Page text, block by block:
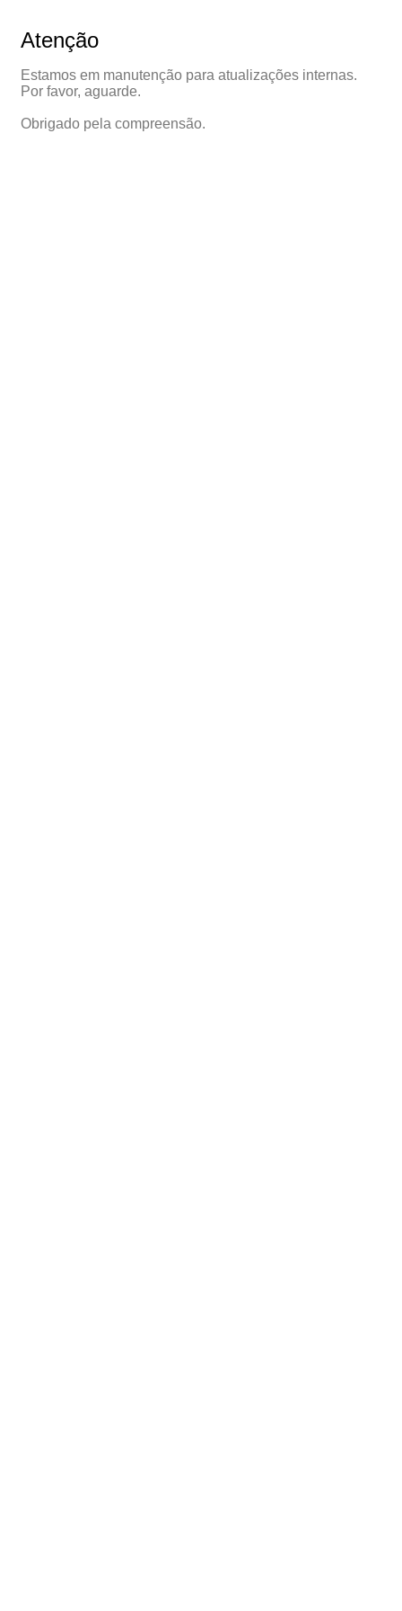
Atenção
Estamos em manutenção para atualizações internas.
Por favor, aguarde.
Obrigado pela compreensão.